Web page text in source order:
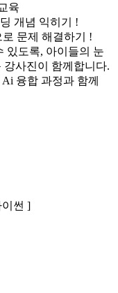
육
개념 익히기 !
문제 해결하기 !
있도록, 아이들의 눈
사진이 함께합니다.
융합 과정과 함께
이썬 ]